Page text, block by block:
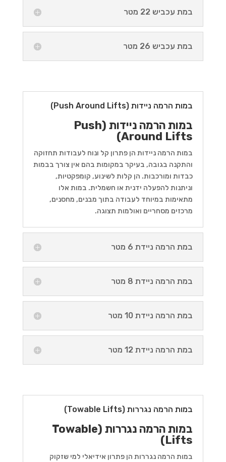
במת עכביש 22 מטר
במת עכביש 26 מטר
במות הרמה ניידות (Push Around Lifts)
במות הרמה ניידות (Push
Around Lifts)
במות הרמה ניידות הן פתרון קל ונוח לעבודות תחזוקה
והתקנה בגובה, בעיקר במקומות בהם אין צורך בבמות
כבדות ומורכבות. הן קלות לשינוע, קומפקטיות,
וניתנות להפעלה ידנית או חשמלית. במות אלו
מתאימות במיוחד לעבודה בתוך מבנים, מחסנים,
מרכזים מסחריים ואולמות תצוגה.
במת הרמה ניידת 6 מטר
במת הרמה ניידת 8 מטר
במת הרמה ניידת 10 מטר
במת הרמה ניידת 12 מטר
במות הרמה נגררות (Towable Lifts)
במות הרמה נגררות (Towable
Lifts)
במות הרמה נגררות הן פתרון אידיאלי למי שזקוק